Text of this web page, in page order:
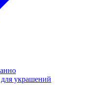
украшений